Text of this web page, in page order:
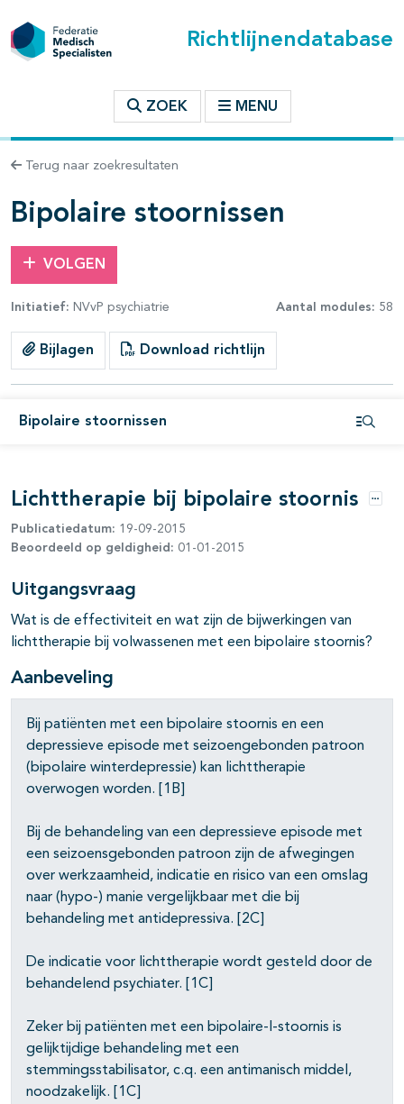
Richtlijnendatabase
ZOEK MENU
Terug naar zoekresultaten
Bipolaire stoornissen
VOLGEN
Initiatief: NVvP psychiatrie Aantal modules: 58
Bijlagen Download richtlijn
Bipolaire stoornissen
binnen deze richtlijn
open- en dichtklappen
open- en dichtklappen
open- en dichtklappen
open- en dichtklappen
open- en dichtklappen
open- en dichtklappen
open- en dichtklappen
open- en dichtklappen
Lichttherapie bij bipolaire stoornis
Publicatiedatum: 19-09-2015
Beoordeeld op geldigheid: 01-01-2015
Uitgangsvraag
Wat is de effectiviteit en wat zijn de bijwerkingen van
lichttherapie bij volwassenen met een bipolaire stoornis?
Aanbeveling
Bij patiënten met een bipolaire stoornis en een
depressieve episode met seizoengebonden patroon
(bipolaire winterdepressie) kan lichttherapie
overwogen worden. [1B]
Bij de behandeling van een depressieve episode met
een seizoensgebonden patroon zijn de afwegingen
over werkzaamheid, indicatie en risico van een omslag
naar (hypo-) manie vergelijkbaar met die bij
behandeling met antidepressiva. [2C]
De indicatie voor lichttherapie wordt gesteld door de
behandelend psychiater. [1C]
Zeker bij patiënten met een bipolaire-I-stoornis is
gelijktijdige behandeling met een
stemmingsstabilisator, c.q. een antimanisch middel,
noodzakelijk. [1C]